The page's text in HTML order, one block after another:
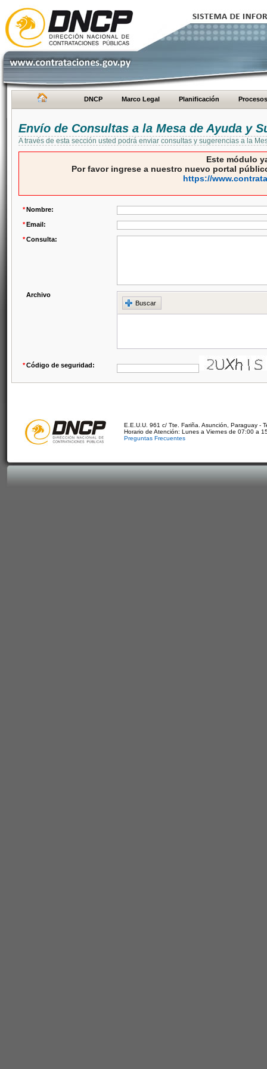
DNCP Marco Legal Planificación Procesos
Envío de Consultas a la Mesa de Ayuda y
A través de esta sección usted podrá enviar consultas y sugerencias a la
Este módulo
Por favor ingrese a nuestro nuevo portal
https://
*Nombre:
*Email:
*Consulta:
Archivo
Buscar
*Código de seguridad:
E.E.U.U. 961 c/ Tte. Fariña. Asunción, Paraguay -
Horario de Atención: Lunes a Viernes de 07:00 a
Preguntas Frecuentes